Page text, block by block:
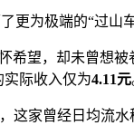
更为极端的“过山车
望，却未曾想
实际收入仅为4.11元
家曾经日均流水